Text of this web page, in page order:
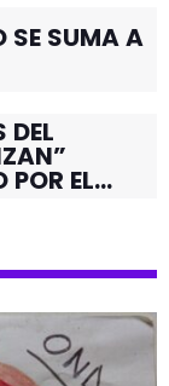
SE SUMA A
EL